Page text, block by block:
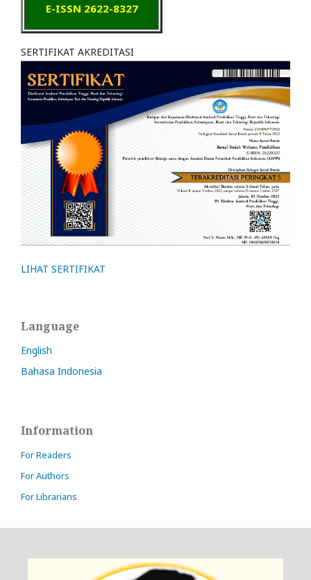
E-ISSN 2622-8327
SERTIFIKAT AKREDITASI
LIHAT SERTIFIKAT
Language
English
Bahasa Indonesia
Information
For Readers
For Authors
For Librarians